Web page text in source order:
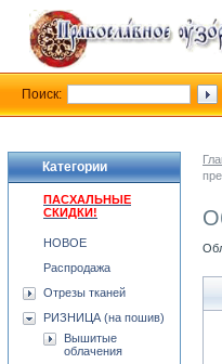
Категории
ПАСХАЛЬНЫЕ
СКИДКИ!
НОВОЕ
Распродажа
Отрезы тканей
РИЗНИЦА (на пошив)
Вышитые
облачения
Поиск: